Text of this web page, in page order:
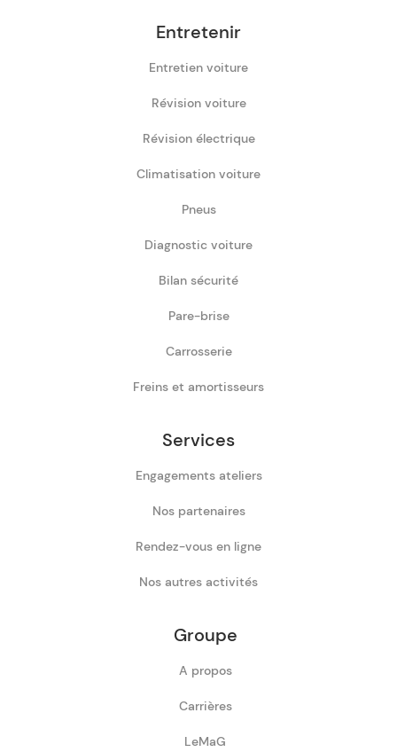
Entretenir
Entretien voiture
Révision voiture
Révision électrique
Climatisation voiture
Pneus
Diagnostic voiture
Bilan sécurité
Pare-brise
Carrosserie
Freins et amortisseurs
Services
Engagements ateliers
Nos partenaires
Rendez-vous en ligne
Nos autres activités
Groupe
A propos
Carrières
LeMaG